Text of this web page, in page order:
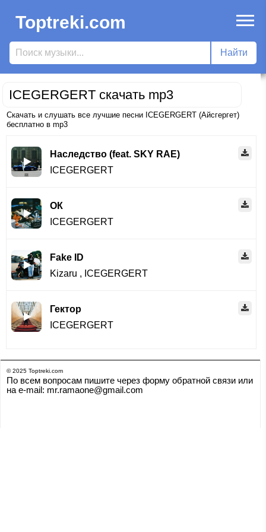
Toptreki.com
ICEGERGERT скачать mp3
Скачать и слушать все лучшие песни ICEGERGERT (Айсгергет)
бесплатно в mp3
Наследство (feat. SKY RAE)
ICEGERGERT
ОК
ICEGERGERT
Fake ID
Kizaru , ICEGERGERT
Гектор
ICEGERGERT
© 2025 Toptreki.com
По всем вопросам пишите через форму обратной связи или
на e-mail: mr.ramaone@gmail.com